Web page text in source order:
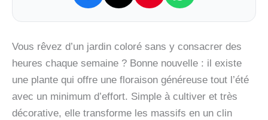
Vous rêvez d’un jardin coloré sans y consacrer des
heures chaque semaine ? Bonne nouvelle : il existe
une plante qui offre une floraison généreuse tout l’été
avec un minimum d’effort. Simple à cultiver et très
décorative, elle transforme les massifs en un clin